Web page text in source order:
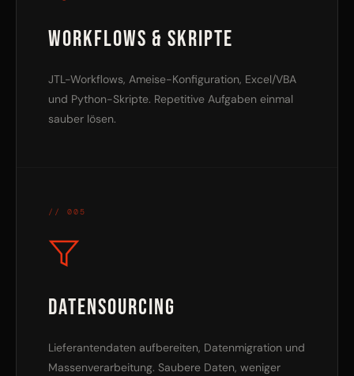
Workflows & Skripte
JTL-Workflows, Ameise-Konfiguration, Excel/VBA
und Python-Skripte. Repetitive Aufgaben einmal
sauber lösen.
// 005
Datensourcing
Lieferantendaten aufbereiten, Datenmigration und
Massenverarbeitung. Saubere Daten, weniger